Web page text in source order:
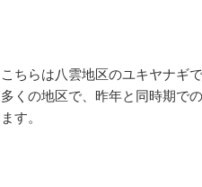
こちらは八雲地区のユキヤナギで
多くの地区で、昨年と同時期で
ます。